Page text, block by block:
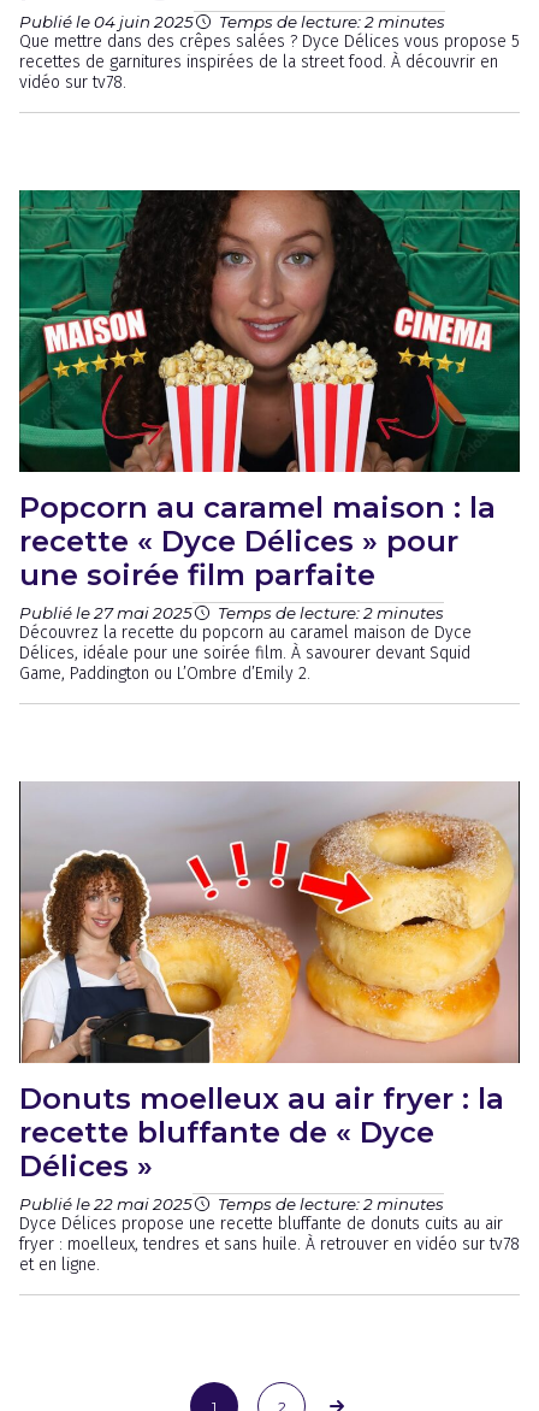
Publié le 04 juin 2025 Temps de lecture: 2 minutes
Que mettre dans des crêpes salées ? Dyce Délices vous propose 5
recettes de garnitures inspirées de la street food. À découvrir en
vidéo sur tv78.
Popcorn au caramel maison : la
recette « Dyce Délices » pour
une soirée film parfaite
Publié le 27 mai 2025 Temps de lecture: 2 minutes
Découvrez la recette du popcorn au caramel maison de Dyce
Délices, idéale pour une soirée film. À savourer devant Squid
Game, Paddington ou L’Ombre d’Emily 2.
Donuts moelleux au air fryer : la
recette bluffante de « Dyce
Délices »
Publié le 22 mai 2025 Temps de lecture: 2 minutes
Dyce Délices propose une recette bluffante de donuts cuits au air
fryer : moelleux, tendres et sans huile. À retrouver en vidéo sur tv78
et en ligne.
1 2